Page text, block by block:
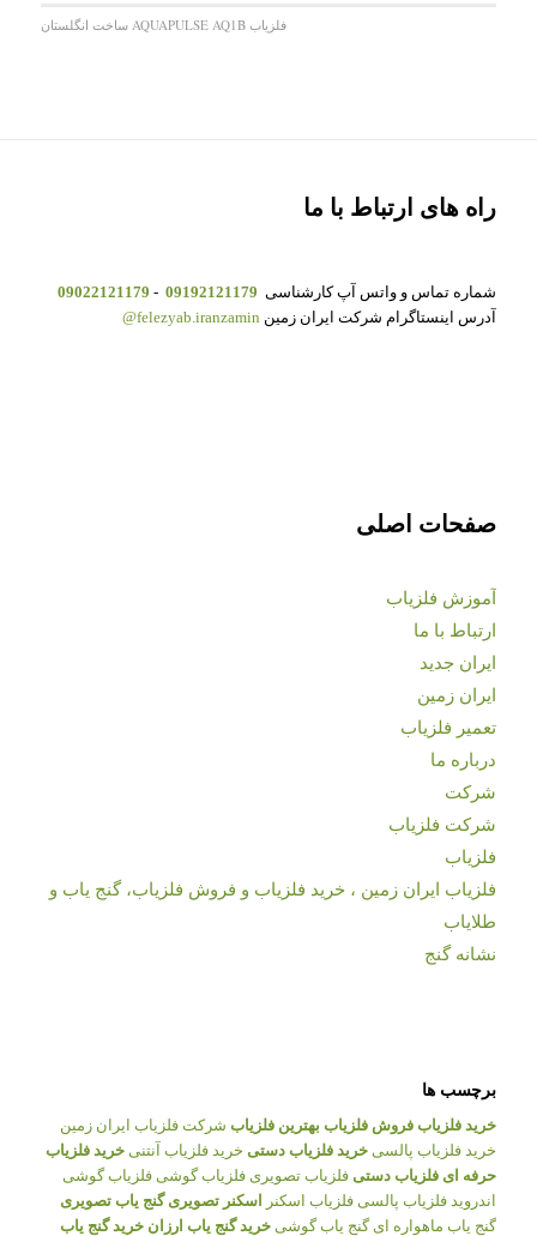
فلزیاب AQUAPULSE AQ1B ساخت انگلستان
راه های ارتباط با ما
شماره تماس و واتس آپ کارشناسی 09192121179
-
09022121179
آدرس اینستاگرام شرکت ایران زمین felezyab.iranzamin@
صفحات اصلی
آموزش فلزیاب
ارتباط با ما
ایران جدید
ایران زمین
تعمیر فلزیاب
درباره ما
شرکت
شرکت فلزیاب
فلزیاب
فلزیاب ایران زمین ، خرید فلزیاب و فروش فلزیاب، گنج یاب و
طلایاب
نشانه گنج
برچسب ها
خرید فلزیاب فروش فلزیاب بهترین فلزیاب شرکت فلزیاب ایران زمین
خرید فلزیاب پالسی خرید فلزیاب دستی خرید فلزیاب آنتنی خرید فلزیاب
حرفه ای فلزیاب دستی فلزیاب تصویری فلزیاب گوشی فلزیاب گوشی
اندروید فلزیاب پالسی فلزیاب اسکنر اسکنر تصویری گنج یاب تصویری
گنج یاب ماهواره ای گنج یاب گوشی خرید گنج یاب ارزان خرید گنج یاب